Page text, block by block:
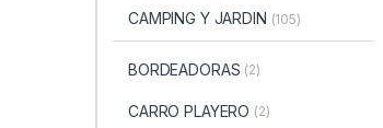
CAMPING Y JARDIN (105)
BORDEADORAS (2)
CARRO PLAYERO (2)